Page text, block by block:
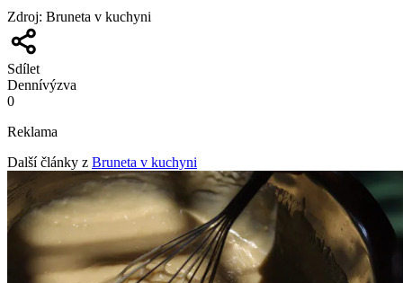
Zdroj: Bruneta v kuchyni
Sdílet
Dennívýzva
0
Reklama
Další články z Bruneta v kuchyni